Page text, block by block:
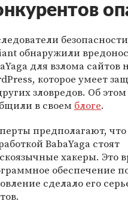
обнаружили
для взлома сайтов
которое умеет
зловредов. Об
в своем блоге.
предполагают, что
BabaYaga стоят
хакеры. Это
обеспечение
сделало его